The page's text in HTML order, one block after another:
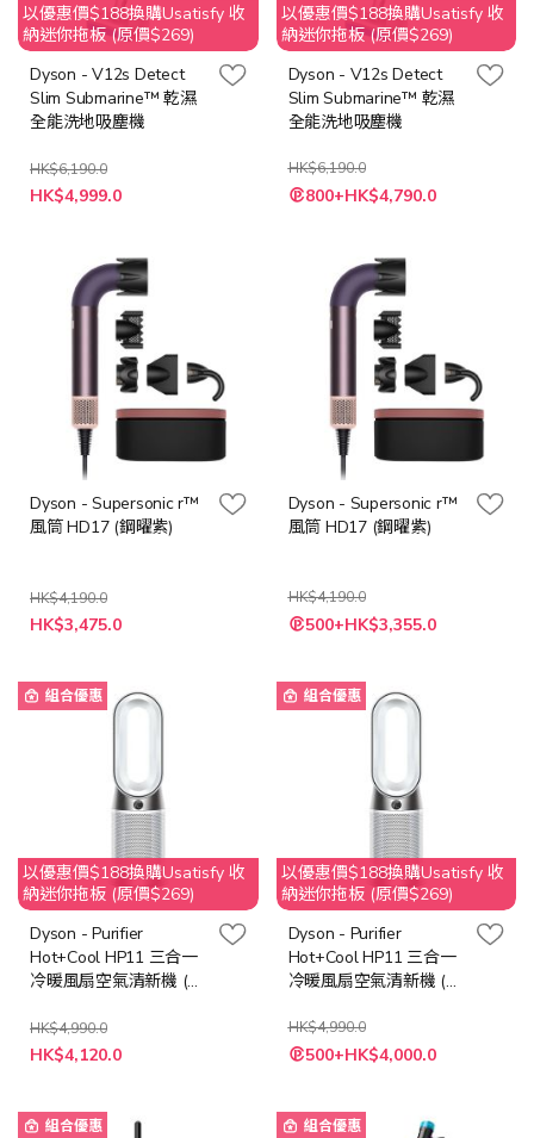
以優惠價$188換購Usatisfy 收
納迷你拖板 (原價$269)
Dyson - V12s Detect
Slim Submarine™ 乾濕
全能洗地吸塵機
HK$6,190.0
特
殊
HK$4,999.0
以優惠價$188換購Usatisfy 收
納迷你拖板 (原價$269)
Dyson - V12s Detect
Slim Submarine™ 乾濕
全能洗地吸塵機
HK$6,190.0
特
殊 800+HK$4,790.0
Dyson - Supersonic r™
風筒 HD17 (鋼曜紫)
HK$4,190.0
特
殊
HK$3,475.0
Dyson - Supersonic r™
風筒 HD17 (鋼曜紫)
HK$4,190.0
特
殊 500+HK$3,355.0
組合優惠
以優惠價$188換購Usatisfy 收
納迷你拖板 (原價$269)
Dyson - Purifier
Hot+Cool HP11 三合一
冷暖風扇空氣清新機 (銀
HK$4,990.0
特
殊
HK$4,120.0
組合優惠
以優惠價$188換購Usatisfy 收
納迷你拖板 (原價$269)
Dyson - Purifier
Hot+Cool HP11 三合一
冷暖風扇空氣清新機 (銀
HK$4,990.0
特
殊 500+HK$4,000.0
組合優惠 組合優惠